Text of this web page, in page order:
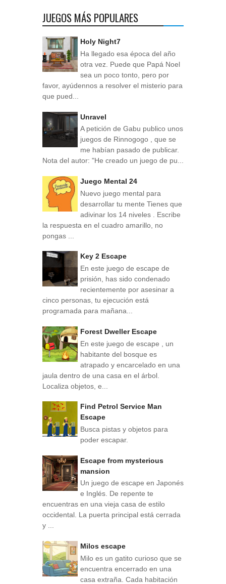
JUEGOS MÁS POPULARES
Holy Night7
Ha llegado esa época del año
otra vez. Puede que Papá Noel
sea un poco tonto, pero por
favor, ayúdennos a resolver el misterio para
que pued...
Unravel
A petición de Gabu publico unos
juegos de Rinnogogo , que se
me habían pasado de publicar.
Nota del autor: "He creado un juego de pu...
Juego Mental 24
Nuevo juego mental para
desarrollar tu mente Tienes que
adivinar los 14 niveles . Escribe
la respuesta en el cuadro amarillo, no
pongas ...
Key 2 Escape
En este juego de escape de
prisión, has sido condenado
recientemente por asesinar a
cinco personas, tu ejecución está
programada para mañana...
Forest Dweller Escape
En este juego de escape , un
habitante del bosque es
atrapado y encarcelado en una
jaula dentro de una casa en el árbol.
Localiza objetos, e...
Find Petrol Service Man
Escape
Busca pistas y objetos para
poder escapar.
Escape from mysterious
mansion
Un juego de escape en Japonés
e Inglés. De repente te
encuentras en una vieja casa de estilo
occidental. La puerta principal está cerrada
y ...
Milos escape
Milo es un gatito curioso que se
encuentra encerrado en una
casa extraña. Cada habitación